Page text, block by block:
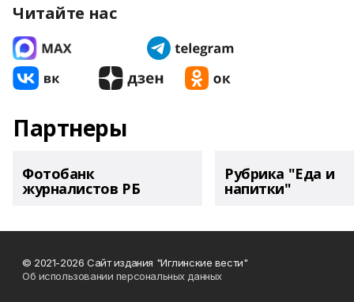
Читайте нас
Партнеры
Фотобанк
журналистов РБ
Рубрика "Еда и
напитки"
© 2021-2026 Сайт издания "Иглинские вести"
Об использовании персональных данных